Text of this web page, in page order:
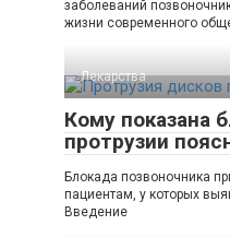
заболеваний
жизни современного
Лекарства
Кому показана
протрузии
Блокада позвоночника
пациентам, у которых
Введение